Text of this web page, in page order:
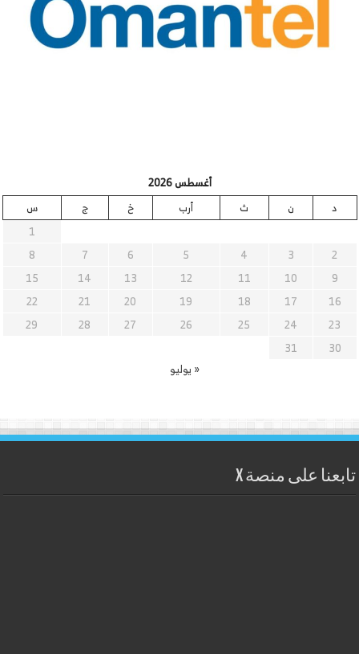
أغسطس 2026
د
ن ث أرب خ ج
س
1
2
3
4
5
6
7
8
9
10
11
12
13
14
15
16
17
18
19
20
21
22
23
24
25
26
27
28
29
30
31
« يوليو
تابعنا على منصة X